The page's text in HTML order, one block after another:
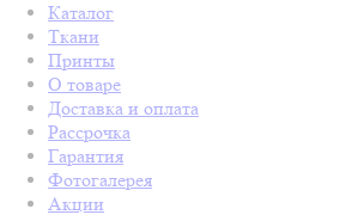
Каталог
Ткани
Принты
О товаре
Доставка и оплата
Рассрочка
Гарантия
Фотогалерея
Акции